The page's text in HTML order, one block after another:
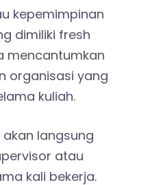
kepemimpinan
dimiliki fresh
mencantumkan
organisasi yang
kuliah.
langsung
atau
kali bekerja.